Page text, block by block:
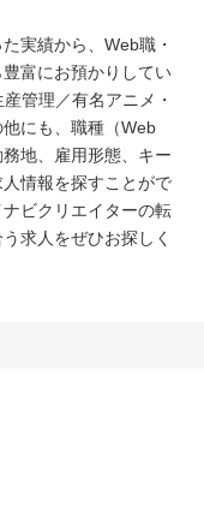
実績から、Web職・
富にお預かりしてい
管理／有名アニメ・
にも、職種（Web
地、雇用形態、キー
情報を探すことがで
ビクリエイターの転
求人をぜひお探しく